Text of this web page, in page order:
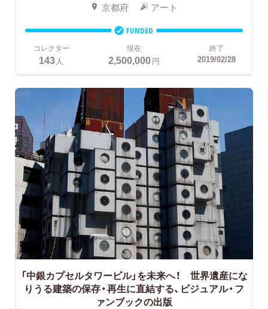
京都府 アート
FUNDED
コレクター
143人
現在
2,500,000円
終了
2019/02/28
「中銀カプセルタワービル」を未来へ！ 世界遺産にな
りうる建築の保存・再生に直結する、ビジュアル・フ
ァンブックの出版